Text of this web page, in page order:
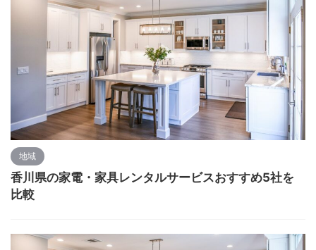
地域
香川県の家電・家具レンタルサービスおすすめ5社を
比較